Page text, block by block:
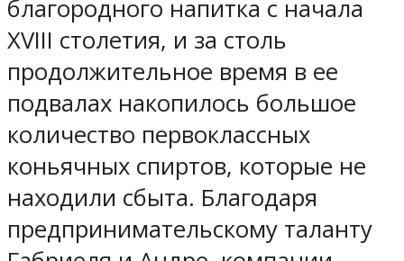
благородного напитка с начала
XVIII столетия, и за столь
продолжительное время в ее
подвалах накопилось большое
количество первоклассных
коньячных спиртов, которые не
находили сбыта. Благодаря
предпринимательскому таланту